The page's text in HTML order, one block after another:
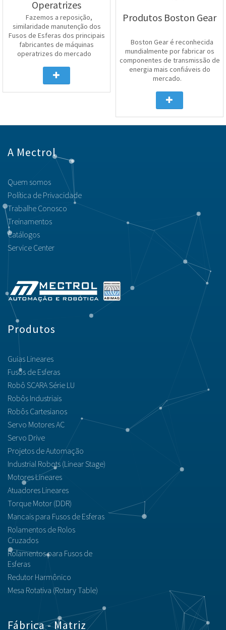
Operatrizes
Fazemos a reposição,
similaridade manutenção dos
Fusos de Esferas dos principais
fabricantes de máquinas
operatrizes do mercado
Produtos Boston Gear
Boston Gear é reconhecida
mundialmente por fabricar os
componentes de transmissão de
energia mais confiáveis do
mercado.
A Mectrol
Quem somos
Política de Privacidade
Trabalhe Conosco
Treinamentos
Catálogos
Service Center
Produtos
Guias Lineares
Fusos de Esferas
Robô SCARA Série LU
Robôs Industriais
Robôs Cartesianos
Servo Motores AC
Servo Drive
Projetos de Automação
Industrial Robots (Linear Stage)
Motores Lineares
Atuadores Lineares
Torque Motor (DDR)
Mancais para Fusos de Esferas
Rolamentos de Rolos
Cruzados
Rolamentos para Fusos de
Esferas
Redutor Harmônico
Mesa Rotativa (Rotary Table)
Fábrica - Matriz